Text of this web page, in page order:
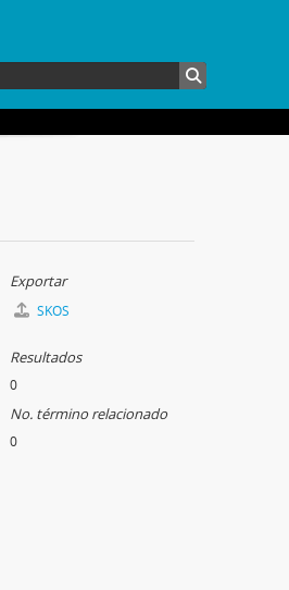
Exportar
SKOS
Resultados
0
No. término relacionado
0